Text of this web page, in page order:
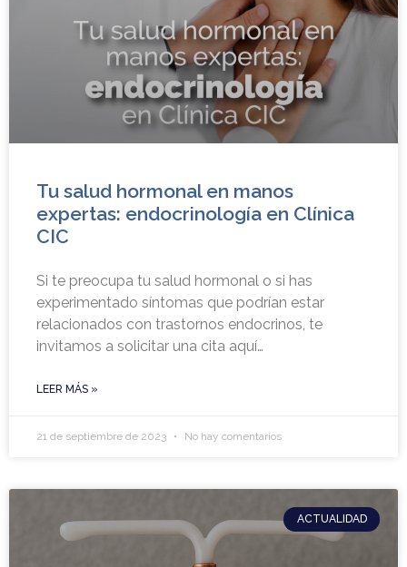
Tu salud hormonal en manos
expertas: endocrinología en Clínica
CIC
Si te preocupa tu salud hormonal o si has
experimentado síntomas que podrían estar
relacionados con trastornos endocrinos, te
invitamos a solicitar una cita aquí…
LEER MÁS »
21 de septiembre de 2023 No hay comentarios
ACTUALIDAD